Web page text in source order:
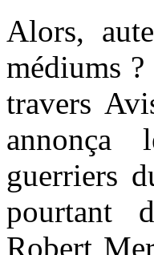
Alors,
médiums
travers
annonça
guerriers
pourtant
Robert